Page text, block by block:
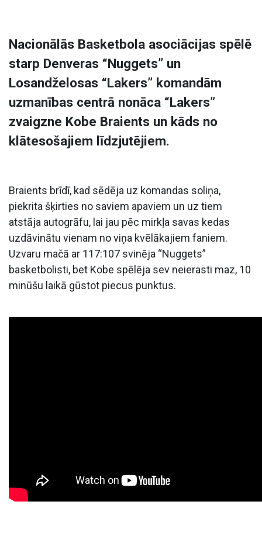
Nacionālās Basketbola asociācijas spēlē
starp Denveras “Nuggets” un
Losandželosas “Lakers” komandām
uzmanības centrā nonāca “Lakers”
zvaigzne Kobe Braients un kāds no
klātesošajiem līdzjutējiem.
Braients brīdī, kad sēdēja uz komandas soliņa,
piekrita šķirties no saviem apaviem un uz tiem
atstāja autogrāfu, lai jau pēc mirkļa savas kedas
uzdāvinātu vienam no viņa kvēlākajiem faniem.
Uzvaru mačā ar 117:107 svinēja “Nuggets”
basketbolisti, bet Kobe spēlēja sev neierasti maz, 10
minūšu laikā gūstot piecus punktus.